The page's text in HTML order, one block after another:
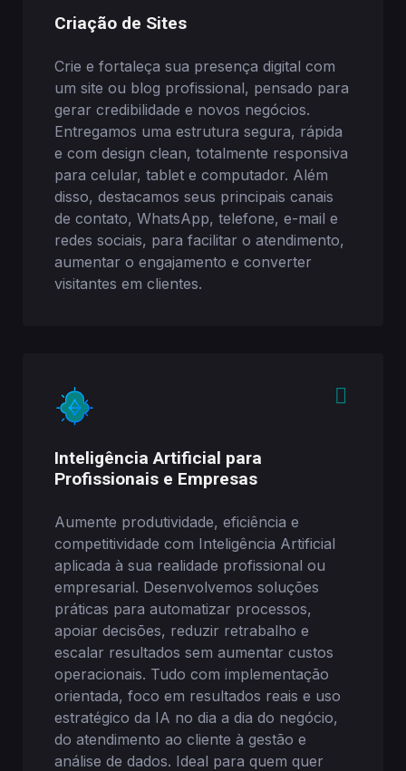
Criação de Sites
Crie e fortaleça sua presença digital com
um site ou blog profissional, pensado para
gerar credibilidade e novos negócios.
Entregamos uma estrutura segura, rápida
e com design clean, totalmente responsiva
para celular, tablet e computador. Além
disso, destacamos seus principais canais
de contato, WhatsApp, telefone, e-mail e
redes sociais, para facilitar o atendimento,
aumentar o engajamento e converter
visitantes em clientes.
Inteligência Artificial para
Profissionais e Empresas
Aumente produtividade, eficiência e
competitividade com Inteligência Artificial
aplicada à sua realidade profissional ou
empresarial. Desenvolvemos soluções
práticas para automatizar processos,
apoiar decisões, reduzir retrabalho e
escalar resultados sem aumentar custos
operacionais. Tudo com implementação
orientada, foco em resultados reais e uso
estratégico da IA no dia a dia do negócio,
do atendimento ao cliente à gestão e
análise de dados. Ideal para quem quer